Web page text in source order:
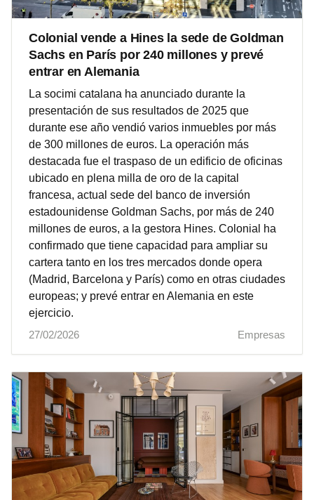
Colonial vende a Hines la sede de Goldman
Sachs en París por 240 millones y prevé
entrar en Alemania
La socimi catalana ha anunciado durante la
presentación de sus resultados de 2025 que
durante ese año vendió varios inmuebles por más
de 300 millones de euros. La operación más
destacada fue el traspaso de un edificio de oficinas
ubicado en plena milla de oro de la capital
francesa, actual sede del banco de inversión
estadounidense Goldman Sachs, por más de 240
millones de euros, a la gestora Hines. Colonial ha
confirmado que tiene capacidad para ampliar su
cartera tanto en los tres mercados donde opera
(Madrid, Barcelona y París) como en otras ciudades
europeas; y prevé entrar en Alemania en este
ejercicio.
27/02/2026
Empresas